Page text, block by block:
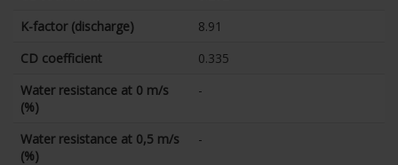
K-factor (discharge)
8.91
CD coefficient
0.335
Water resistance at 0 m/s
(%)
-
Water resistance at 0,5 m/s
(%)
-